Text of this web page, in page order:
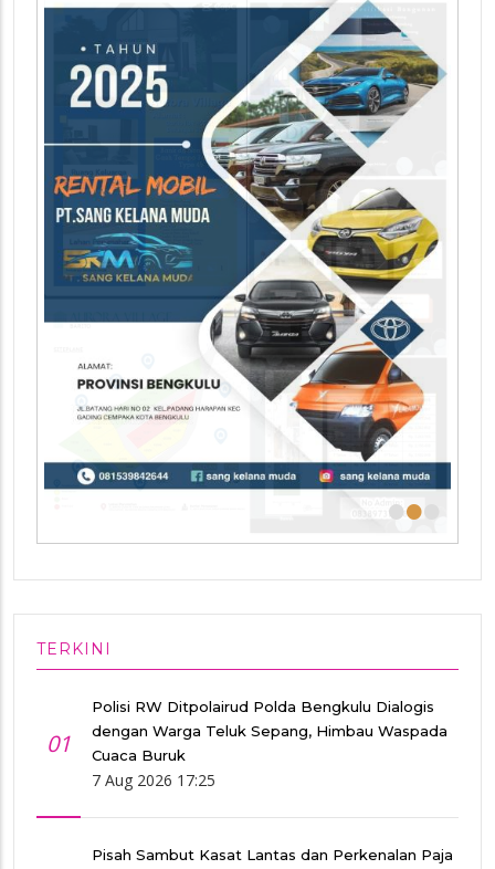
•••
TERKINI
01
Polisi RW Ditpolairud Polda Bengkulu Dialogis
dengan Warga Teluk Sepang, Himbau Waspada
Cuaca Buruk
7 Aug 2026 17:25
Pisah Sambut Kasat Lantas dan Perkenalan Paja